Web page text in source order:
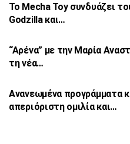
Το Mecha Toy συνδυάζει
Godzilla και…
“Αρένα” με την Μαρία
τη νέα…
Ανανεωμένα προγράμματα
απεριόριστη ομιλία και…